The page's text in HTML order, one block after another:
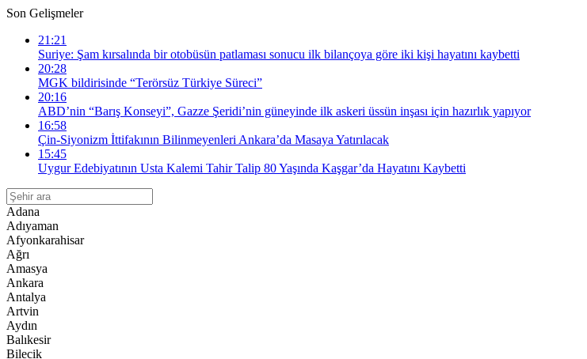
Son Gelişmeler
21:21
Suriye: Şam kırsalında bir otobüsün patlaması sonucu ilk bilançoya göre iki kişi hayatını kaybetti
20:28
MGK bildirisinde “Terörsüz Türkiye Süreci”
20:16
ABD’nin “Barış Konseyi”, Gazze Şeridi’nin güneyinde ilk askeri üssün inşası için hazırlık yapıyor
16:58
Çin-Siyonizm İttifakının Bilinmeyenleri Ankara’da Masaya Yatırılacak
15:45
Uygur Edebiyatının Usta Kalemi Tahir Talip 80 Yaşında Kaşgar’da Hayatını Kaybetti
Adana
Adıyaman
Afyonkarahisar
Ağrı
Amasya
Ankara
Antalya
Artvin
Aydın
Balıkesir
Bilecik